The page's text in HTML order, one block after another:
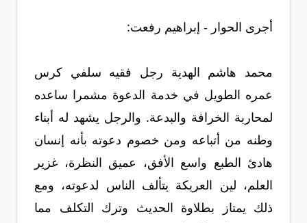
أجرى الحوار - إبراهيم رفعت:
محمد هاشم الهدية رجل فقيه سلفي كرس
عمره الطويل في خدمة الدعوة مشمرا ساعده
لمحاربة الخرافة والبدعة. والرجل يشهد له أبناء
وطنه من أتباعه ومن خصوم دعوته بأنه إنسان
هادئ الطبع واسع الأفق، عميق النظرة، غزير
العلم، لين العريكة يتألف الناس لدعوته، ومع
ذلك يمتاز بطلاوة الحديث وترك التكلف مما